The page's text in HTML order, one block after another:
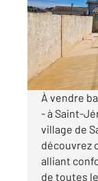
Visiter le site
À vendre
- à Saint-
village de
découvrez
alliant
de toutes